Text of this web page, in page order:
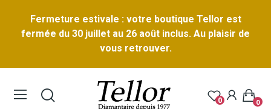
Fermeture estivale : votre boutique Tellor est
fermée du 30 juillet au 26 août inclus. Au plaisir de
vous retrouver.
0 0